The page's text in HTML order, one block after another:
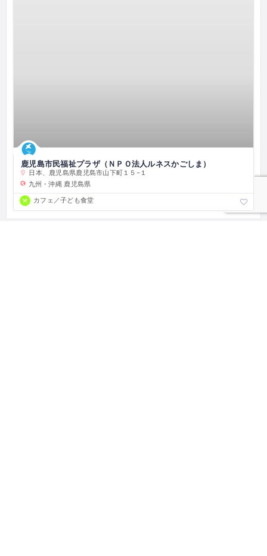
鹿児島市民福祉プラザ（ＮＰＯ法人ルネスかごしま）
日本、鹿児島県鹿児島市山下町１５−１
九州・沖縄 鹿児島県
カフェ／子ども食堂